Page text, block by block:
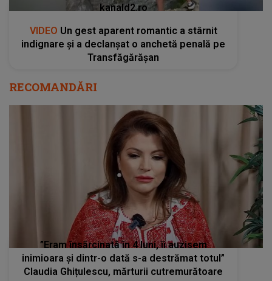
kanald2.ro
VIDEO Un gest aparent romantic a stârnit
indignare și a declanșat o anchetă penală pe
Transfăgărășan
RECOMANDĂRI
”Eram însărcinată în 4 luni, îi auzisem
inimioara și dintr-o dată s-a destrămat totul”
Claudia Ghițulescu, mărturii cutremurătoare